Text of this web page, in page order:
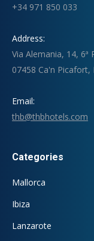
+34 971 850 033
Address:
Via Alemania, 14, 6ª
07458 Ca'n Picafort,
Email:
thb@thbhotels.com
Categories
Mallorca
Ibiza
Lanzarote